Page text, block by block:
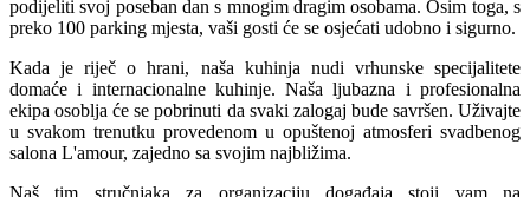
podijeliti svoj poseban dan s mnogim dragim osobama. Osim toga, s
preko 100 parking mjesta, vaši gosti će se osjećati udobno i sigurno.
Kada je riječ o hrani, naša kuhinja nudi vrhunske specijalitete
domaće i internacionalne kuhinje. Naša ljubazna i profesionalna
ekipa osoblja će se pobrinuti da svaki zalogaj bude savršen. Uživajte
u svakom trenutku provedenom u opuštenoj atmosferi svadbenog
salona L'amour, zajedno sa svojim najbližima.
Naš tim stručnjaka za organizaciju događaja stoji vam na